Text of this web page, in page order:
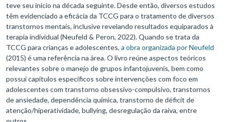
teve seu início na década seguinte. Desde então, diversos estudos
têm evidenciado a eficácia da TCCG para o tratamento de diversos
transtornos mentais, inclusive revelando resultados equiparados à
terapia individual (Neufeld & Peron, 2022). Quando se trata da
TCCG para crianças e adolescentes, a obra organizada por Neufeld
(2015) é uma referência na área. O livro reúne aspectos teóricos
relevantes sobre o manejo de grupos infantojuvenis, bem como
possui capítulos específicos sobre intervenções com foco em
adolescentes com transtorno obsessivo-compulsivo, transtornos
de ansiedade, dependência química, transtorno de déficit de
atenção/hiperatividade, bullying, desregulação da raiva, entre